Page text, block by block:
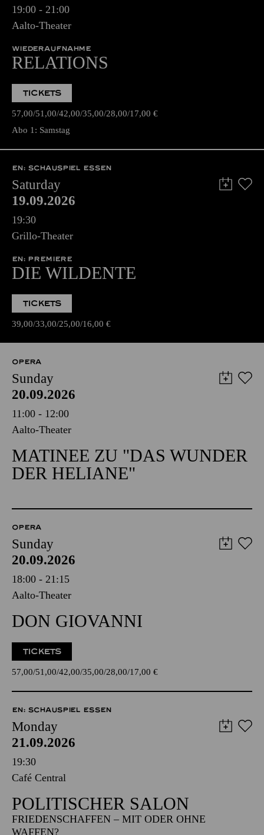
19:00 - 21:00
Aalto-Theater
WIEDERAUFNAHME
RELATIONS
TICKETS
57,00 51,00 42,00 35,00 28,00 17,00 €
Abo 1: Samstag
EN: SCHAUSPIEL ESSEN
Saturday
19.09.2026
19:30
Grillo-Theater
EN: PREMIERE
DIE WILDENTE
TICKETS
39,00 33,00 25,00 16,00 €
OPERA
Sunday
20.09.2026
11:00 - 12:00
Aalto-Theater
MATINEE ZU "DAS WUNDER
DER HELIANE"
OPERA
Sunday
20.09.2026
18:00 - 21:15
Aalto-Theater
DON GIOVANNI
TICKETS
57,00 51,00 42,00 35,00 28,00 17,00 €
EN: SCHAUSPIEL ESSEN
Monday
21.09.2026
19:30
Café Central
POLITISCHER SALON
FRIEDENSCHAFFEN – MIT ODER OHNE
WAFFEN?